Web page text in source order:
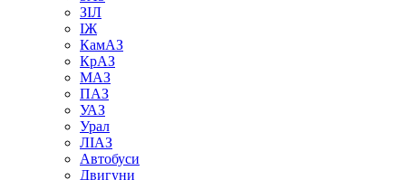
ЗІЛ
ІЖ
КамАЗ
КрАЗ
МАЗ
ПАЗ
УАЗ
Урал
ЛІАЗ
Автобуси
Двигуни